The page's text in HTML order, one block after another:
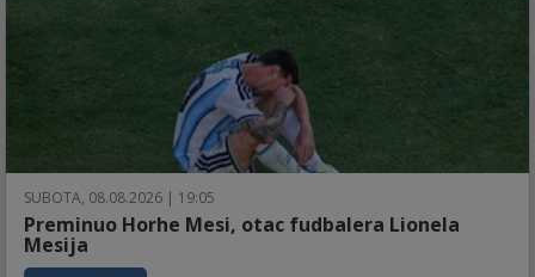
SUBOTA, 08.08.2026 | 19:05
Preminuo Horhe Mesi, otac fudbalera Lionela
Mesija